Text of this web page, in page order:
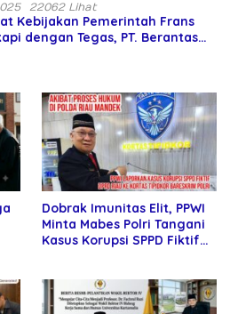
22062 Lihat
Kebijakan Pemerintah Frans
dengan Tegas, PT. Berantas
Dobrak Imunitas Elit, PPWI
Minta Mabes Polri Tangani
Kasus Korupsi SPPD Fiktif